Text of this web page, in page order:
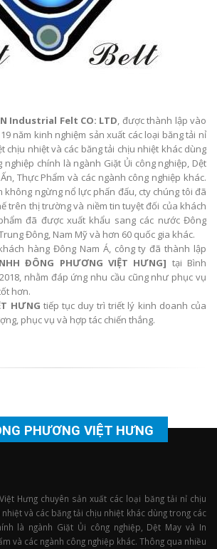
Industrial Felt CO: LTD, được thành lập vào
năm kinh nghiệm sản xuất các loại băng tải nỉ
chịu nhiệt và các băng tải chịu nhiệt khác dùng
nghiệp chính là ngành Giặt Ủi công nghiệp, Dệt
Thực Phẩm và các ngành công nghiệp khác.
không ngừng nổ lực phấn đấu, cty chúng tôi đã
trên thị trường và niềm tin tuyệt đối của khách
đã được xuất khẩu sang các nước Đông
Đông, Nam Mỹ và hơn 60 quốc gia khác.
hàng Đông Nam Á, công ty đã thành lập
ĐÔNG PHƯƠNG VIỆT HƯNG] tại Bình
nhằm đáp ứng nhu cầu cũng như phục vụ
hơn.
HƯNG tiếp tục duy trì triết lý kinh doanh của
phục vụ và hợp tác chiến thắng.
PHƯƠNG VIỆT HƯNG
Hưng chuyên sản xuất các loại băng tải nỉ chịu
và các băng tải chịu nhiệt khác dùng trong các
là ngành Giặt Ủi công nghiệp, Dệt May và In
và các ngành công nghiệp khác. Thông qua nhiều